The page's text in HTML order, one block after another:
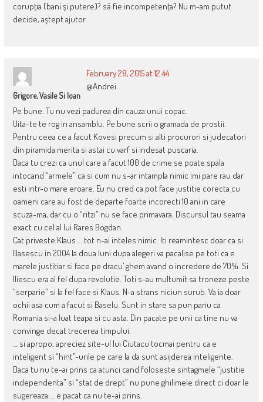
corupţia (bani şi putere)? să fie incompetenţa? Nu m-am putut
decide, aştept ajutor
Grigore, Vasile Si Ioan
February 28, 2015 at 12:44
@Andrei
Pe bune. Tu nu vezi padurea din cauza unui copac.
Uita-te te rog in ansamblu. Pe bune scrii o gramada de prostii.
Pentru ceea ce a facut Kovesi precum si alti procurori si judecatori
din piramida merita si astai cu varf si indesat puscaria.
Daca tu crezi ca unul care a facut 100 de crime se poate spala
intocand “armele” ca si cum nu s-ar intampla nimic imi pare rau dar
esti intr-o mare eroare. Eu nu cred ca pot face justitie corecta cu
oameni care au fost de departe foarte incorecti 10 ani in care
scuza-ma, dar cu o “ritzi” nu se face primavara. Discursul tau seama
exact cu cel al lui Rares Bogdan.
Cat priveste Klaus … tot n-ai inteles nimic. Iti reamintesc doar ca si
Basescu in 2004 la doua luni dupa alegeri va pacalise pe toti ca e
marele justitiar si face pe dracu’ ghem avand o incredere de 70%. Si
Iliescu era al fel dupa revolutie. Toti s-au multumit sa troneze peste
“serparie” si la fel face si Klaus. N-a strans niciun surub. Va ia doar
ochii asa cum a facut si Baselu. Sunt in stare sa pun pariu ca
Romania si-a luat teapa si cu asta. Din pacate pe unii ca tine nu va
convinge decat trecerea timpului.
… si apropo, apreciez site-ul lui Ciutacu tocmai pentru ca e
inteligent si “hint”-urile pe care la da sunt asijderea inteligente.
Daca tu nu te-ai prins ca atunci cand foloseste sintagmele “justitie
independenta” si “stat de drept” nu pune ghilimele direct ci doar le
sugereaza … e pacat ca nu te-ai prins.